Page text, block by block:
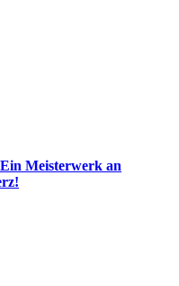
Meisterwerk an